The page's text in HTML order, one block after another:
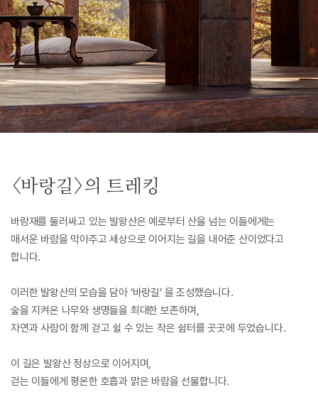
<바랑길>의 트레킹
바랑재를 둘러싸고 있는 발왕산은 예로부터 산을 넘는 이들에게는
매서운 바람을 막아주고 세상으로 이어지는 길을 내어준 산이었다고
합니다.
이러한 발왕산의 모습을 담아 ‘바랑길’ 을 조성했습니다.
숲을 지켜온 나무와 생명들을 최대한 보존하며,
자연과 사람이 함께 걷고 쉴 수 있는 작은 쉼터를 곳곳에 두었습니다.
이 길은 발왕산 정상으로 이어지며,
걷는 이들에게 평온한 호흡과 맑은 바람을 선물합니다.